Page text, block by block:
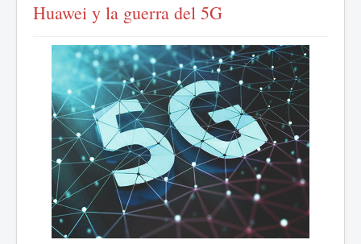
Huawei y la guerra del 5G